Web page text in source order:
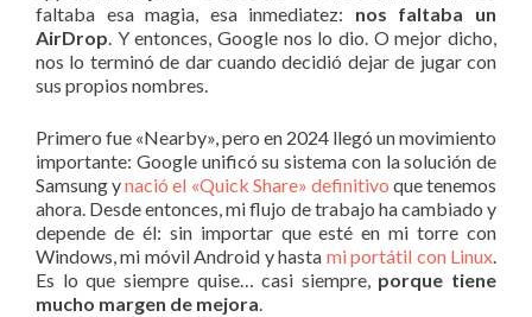
faltaba esa magia, esa inmediatez: nos faltaba un
AirDrop. Y entonces, Google nos lo dio. O mejor dicho,
nos lo terminó de dar cuando decidió dejar de jugar con
sus propios nombres.
Primero fue «Nearby», pero en 2024 llegó un movimiento
importante: Google unificó su sistema con la solución de
Samsung ynació el «Quick Share» definitivo que tenemos
ahora. Desde entonces, mi flujo de trabajo ha cambiado y
depende de él: sin importar que esté en mi torre con
Windows, mi móvil Android y hasta mi portátil con Linux.
Es lo que siempre quise… casi siempre, porque tiene
mucho margen de mejora.